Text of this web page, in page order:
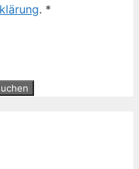
. *